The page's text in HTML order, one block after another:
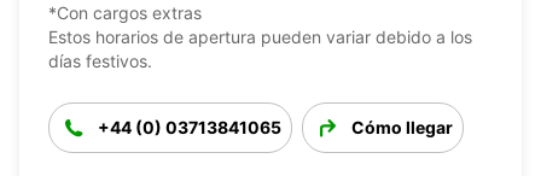
*Con cargos extras
Estos horarios de apertura pueden variar debido a los
días festivos.
+44 (0) 03713841065 Cómo llegar